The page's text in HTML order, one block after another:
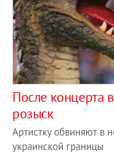
После концерта
розыск
Артистку обвиняют в
украинской границы